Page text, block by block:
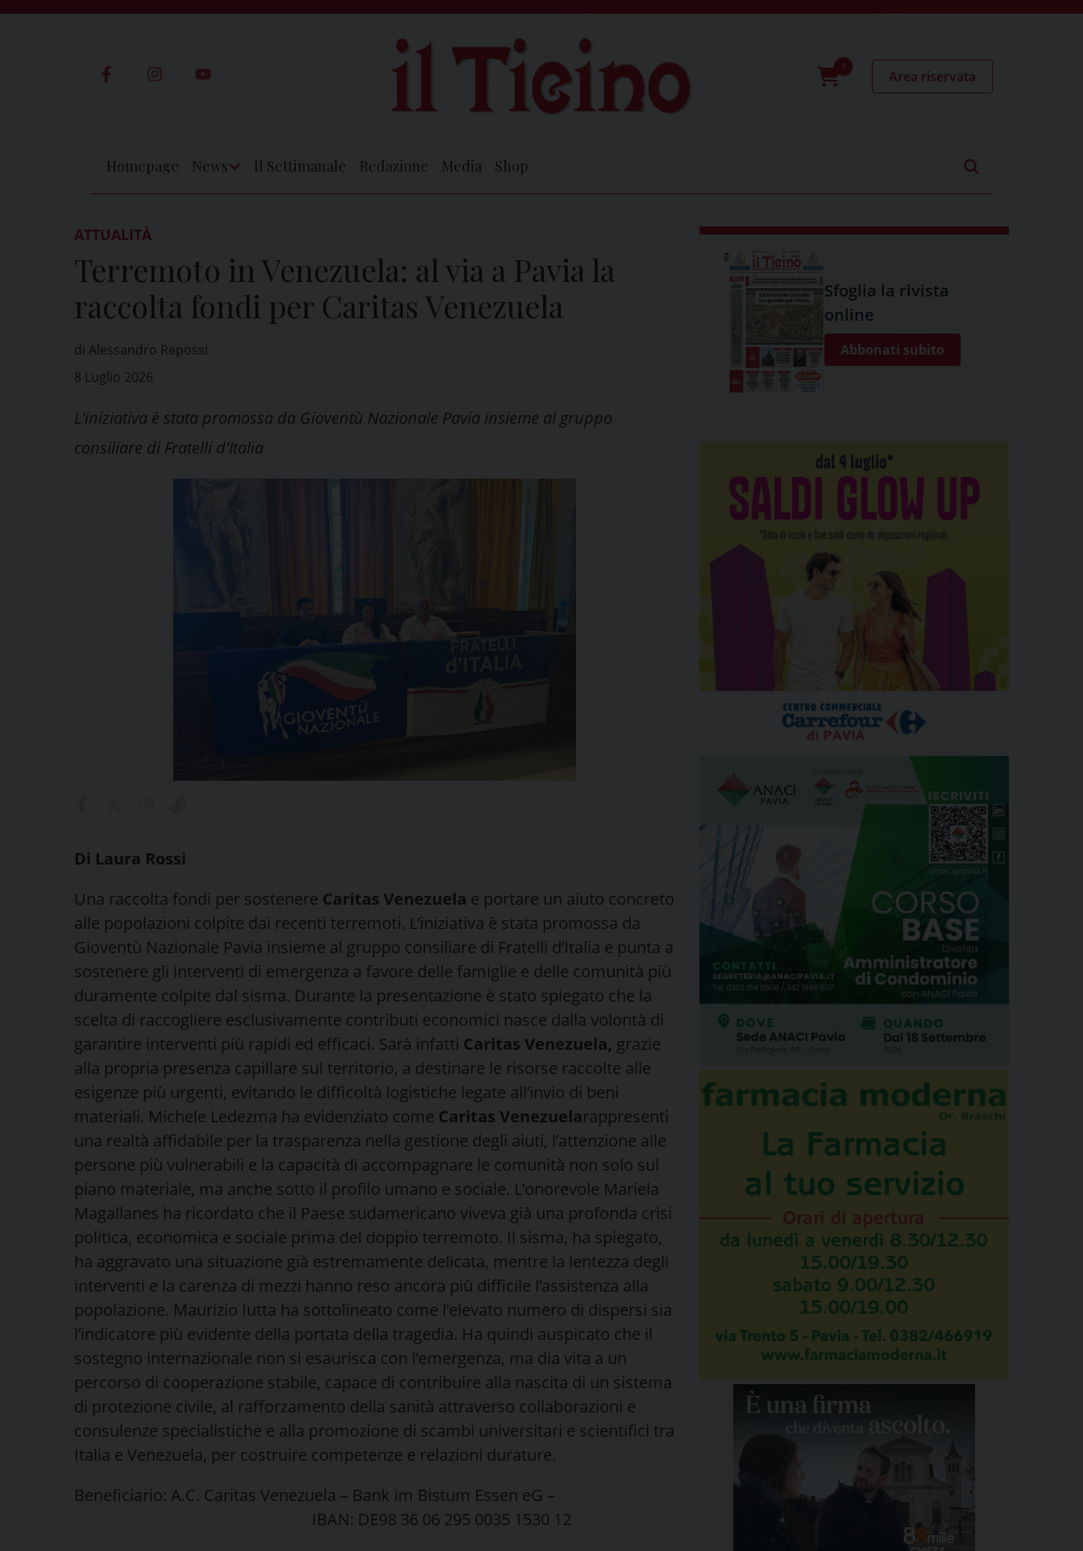
0
Area riservata
Homepage News Il Settimanale Redazione Media Shop
ATTUALITÀ
Terremoto in Venezuela: al via a Pavia la
raccolta fondi per Caritas Venezuela
di Alessandro Repossi
8 Luglio 2026
L'iniziativa è stata promossa da Gioventù Nazionale Pavia insieme al gruppo
consiliare di Fratelli d'Italia
Di Laura Rossi
Una raccolta fondi per sostenere Caritas Venezuela e portare un aiuto concreto
alle popolazioni colpite dai recenti terremoti. L’iniziativa è stata promossa da
Gioventù Nazionale Pavia insieme al gruppo consiliare di Fratelli d’Italia e punta a
sostenere gli interventi di emergenza a favore delle famiglie e delle comunità più
duramente colpite dal sisma. Durante la presentazione è stato spiegato che la
scelta di raccogliere esclusivamente contributi economici nasce dalla volontà di
garantire interventi più rapidi ed efficaci. Sarà infatti Caritas Venezuela, grazie
alla propria presenza capillare sul territorio, a destinare le risorse raccolte alle
esigenze più urgenti, evitando le difficoltà logistiche legate all’invio di beni
materiali. Michele Ledezma ha evidenziato come Caritas Venezuelarappresenti
una realtà affidabile per la trasparenza nella gestione degli aiuti, l’attenzione alle
persone più vulnerabili e la capacità di accompagnare le comunità non solo sul
piano materiale, ma anche sotto il profilo umano e sociale. L’onorevole Mariela
Magallanes ha ricordato che il Paese sudamericano viveva già una profonda crisi
politica, economica e sociale prima del doppio terremoto. Il sisma, ha spiegato,
ha aggravato una situazione già estremamente delicata, mentre la lentezza degli
interventi e la carenza di mezzi hanno reso ancora più difficile l’assistenza alla
popolazione. Maurizio Iutta ha sottolineato come l’elevato numero di dispersi sia
l’indicatore più evidente della portata della tragedia. Ha quindi auspicato che il
sostegno internazionale non si esaurisca con l’emergenza, ma dia vita a un
percorso di cooperazione stabile, capace di contribuire alla nascita di un sistema
di protezione civile, al rafforzamento della sanità attraverso collaborazioni e
consulenze specialistiche e alla promozione di scambi universitari e scientifici tra
Italia e Venezuela, per costruire competenze e relazioni durature.
Beneficiario: A.C. Caritas Venezuela – Bank im Bistum Essen eG –
IBAN: DE98 36 06 295 0035 1530 12
Sfoglia la rivista
online
Abbonati subito